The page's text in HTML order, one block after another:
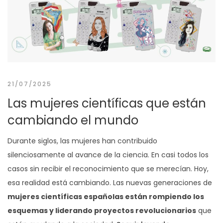
21/07/2025
Las mujeres científicas que están
cambiando el mundo
Durante siglos, las mujeres han contribuido
silenciosamente al avance de la ciencia. En casi todos los
casos sin recibir el reconocimiento que se merecían. Hoy,
esa realidad está cambiando. Las nuevas generaciones de
mujeres científicas españolas están rompiendo los
esquemas y liderando proyectos revolucionarios que